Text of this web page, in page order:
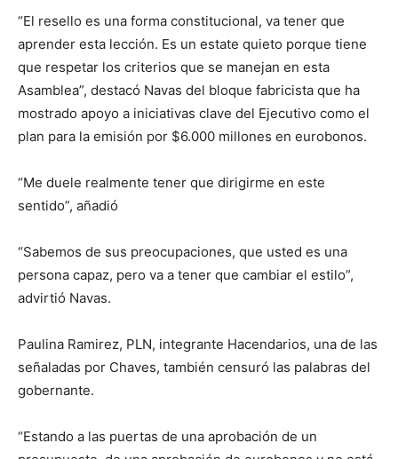
“El resello es una forma constitucional, va tener que
aprender esta lección. Es un estate quieto porque tiene
que respetar los criterios que se manejan en esta
Asamblea”, destacó Navas del bloque fabricista que ha
mostrado apoyo a iniciativas clave del Ejecutivo como el
plan para la emisión por $6.000 millones en eurobonos.
“Me duele realmente tener que dirigirme en este
sentido”, añadió
“Sabemos de sus preocupaciones, que usted es una
persona capaz, pero va a tener que cambiar el estilo”,
advirtió Navas.
Paulina Ramirez, PLN, integrante Hacendarios, una de las
señaladas por Chaves, también censuró las palabras del
gobernante.
“Estando a las puertas de una aprobación de un